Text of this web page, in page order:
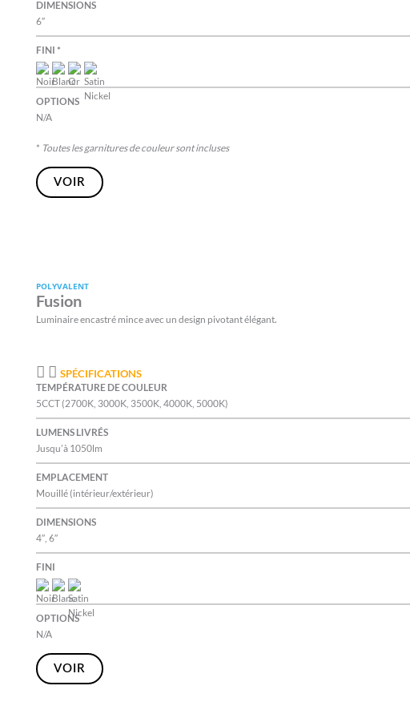
DIMENSIONS
6″
FINI *
OPTIONS
N/A
* Toutes les garnitures de couleur sont incluses
VOIR
POLYVALENT
Fusion
Luminaire encastré mince avec un design pivotant élégant.
SPÉCIFICATIONS
TEMPÉRATURE DE COULEUR
5CCT (2700K, 3000K, 3500K, 4000K, 5000K)
LUMENS LIVRÉS
Jusqu’à 1050lm
EMPLACEMENT
Mouillé (intérieur/extérieur)
DIMENSIONS
4″, 6″
FINI
OPTIONS
N/A
VOIR